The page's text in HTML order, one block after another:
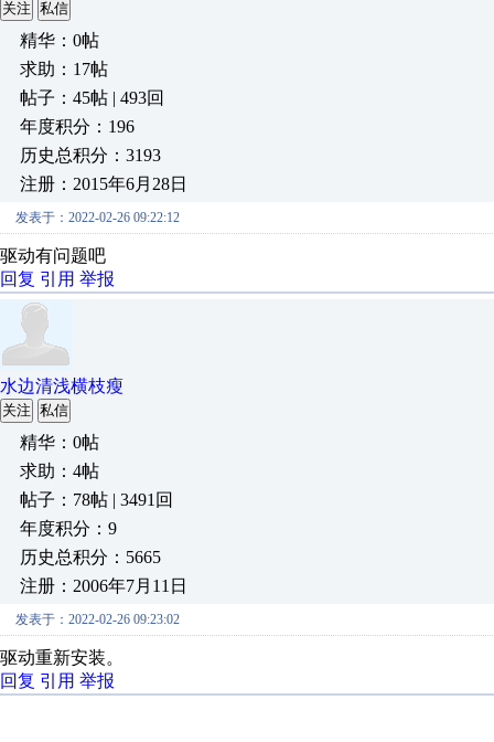
关注 私信
精华：0帖
求助：17帖
帖子：45帖 | 493回
年度积分：196
历史总积分：3193
注册：2015年6月28日
发表于：2022-02-26 09:22:12
驱动有问题吧
回复 引用 举报
水边清浅横枝瘦
关注 私信
精华：0帖
求助：4帖
帖子：78帖 | 3491回
年度积分：9
历史总积分：5665
注册：2006年7月11日
发表于：2022-02-26 09:23:02
驱动重新安装。
回复 引用 举报